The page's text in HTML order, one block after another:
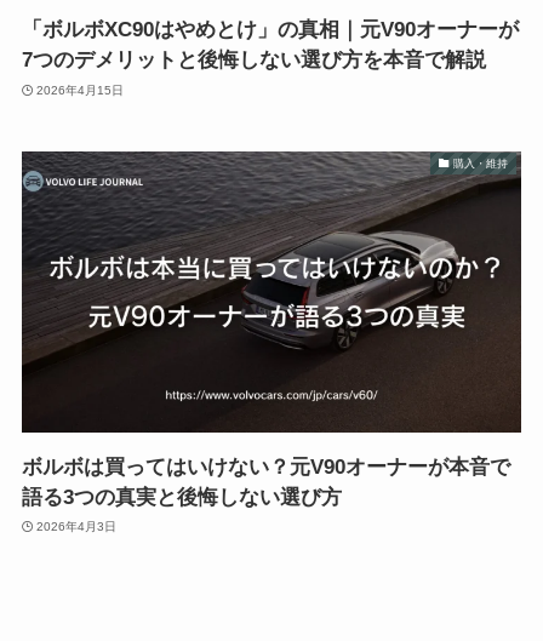
「ボルボXC90はやめとけ」の真相｜元V90オーナーが
7つのデメリットと後悔しない選び方を本音で解説
2026年4月15日
購入・維持
ボルボは買ってはいけない？元V90オーナーが本音で
語る3つの真実と後悔しない選び方
2026年4月3日